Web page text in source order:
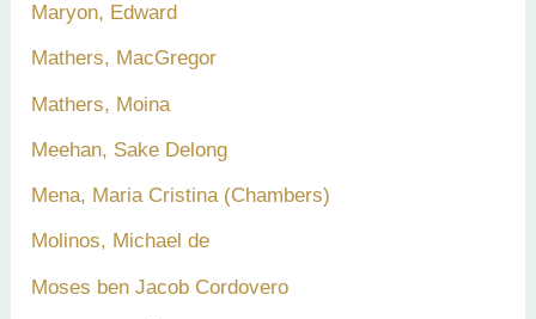
Maryon, Edward
Mathers, MacGregor
Mathers, Moina
Meehan, Sake Delong
Mena, Maria Cristina (Chambers)
Molinos, Michael de
Moses ben Jacob Cordovero